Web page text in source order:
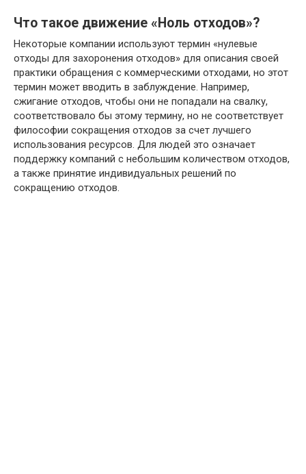
Что такое движение «Ноль отходов»?
Некоторые компании используют термин «нулевые
отходы для захоронения отходов» для описания своей
практики обращения с коммерческими отходами, но этот
термин может вводить в заблуждение. Например,
сжигание отходов, чтобы они не попадали на свалку,
соответствовало бы этому термину, но не соответствует
философии сокращения отходов за счет лучшего
использования ресурсов. Для людей это означает
поддержку компаний с небольшим количеством отходов,
а также принятие индивидуальных решений по
сокращению отходов.